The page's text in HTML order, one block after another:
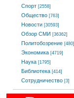
Спорт [2558]
Общество [763]
Новости [30593]
Обзор СМИ [36362]
Политобозрение [480]
Экономика [4719]
Наука [1795]
Библиотека [414]
Сотрудничество [3]